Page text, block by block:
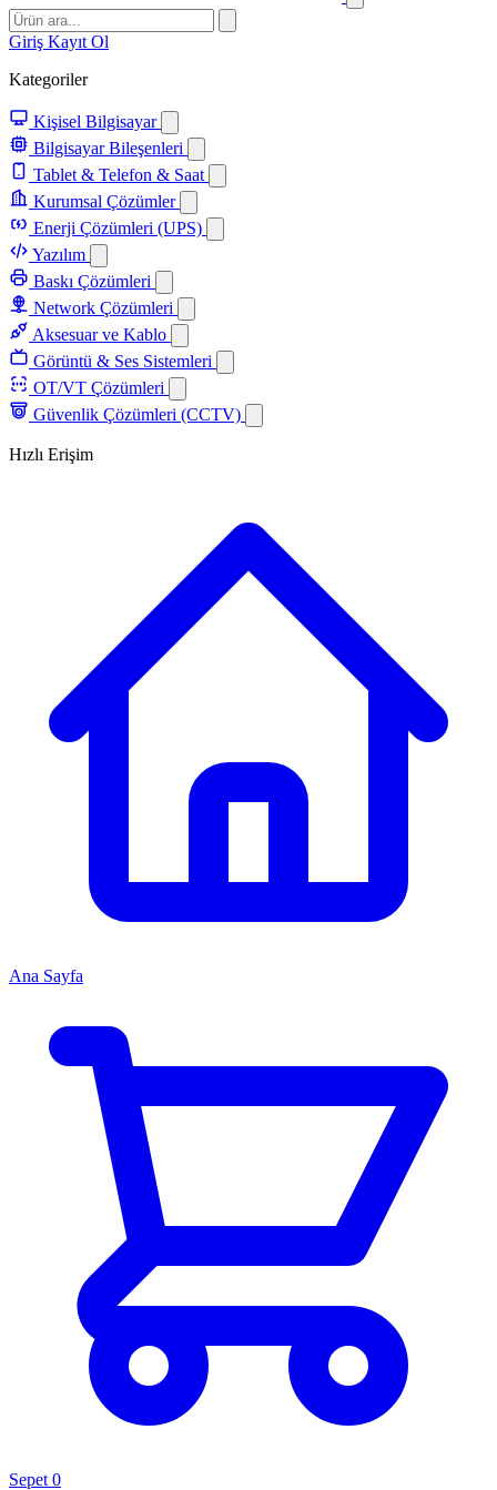
Giriş Kayıt Ol
Kategoriler
Kişisel Bilgisayar
Bilgisayar Bileşenleri
Tablet & Telefon & Saat
Kurumsal Çözümler
Enerji Çözümleri (UPS)
Yazılım
Baskı Çözümleri
Network Çözümleri
Aksesuar ve Kablo
Görüntü & Ses Sistemleri
OT/VT Çözümleri
Güvenlik Çözümleri (CCTV)
Hızlı Erişim
Ana Sayfa
Sepet 0